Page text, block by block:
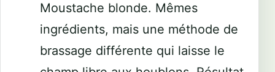
Moustache blonde. Mêmes
ingrédients, mais une méthode de
brassage différente qui laisse le